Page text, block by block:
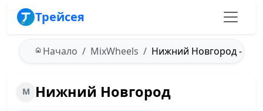
Трейсея
Начало MixWheels Нижний Новгород -
M Нижний Новгород